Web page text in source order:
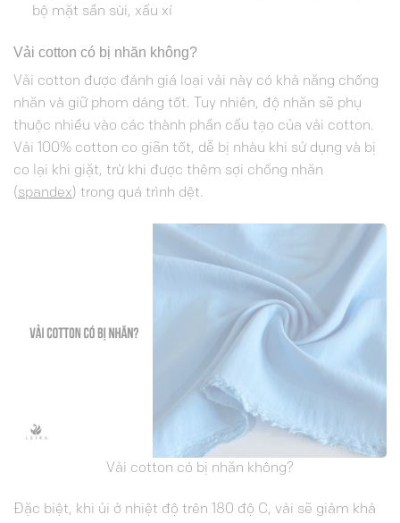
bộ mặt sần sùi, xấu xí
Vải cotton có bị nhăn không?
Vải cotton được đánh giá loại vải này có khả năng chống
nhăn và giữ phom dáng tốt. Tuy nhiên, độ nhăn sẽ phụ
thuộc nhiều vào các thành phần cấu tạo của vải cotton.
Vải 100% cotton co giãn tốt, dễ bị nhàu khi sử dụng và bị
co lại khi giặt, trừ khi được thêm sợi chống nhăn
(spandex) trong quá trình dệt.
Vải cotton có bị nhăn không?
Đặc biệt, khi ủi ở nhiệt độ trên 180 độ C, vải sẽ giảm khả